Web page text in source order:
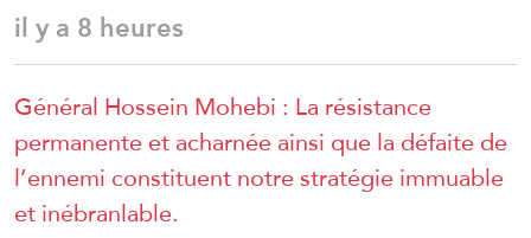
il y a 8 heures
Général Hossein Mohebi : La résistance
permanente et acharnée ainsi que la défaite de
l’ennemi constituent notre stratégie immuable
et inébranlable.